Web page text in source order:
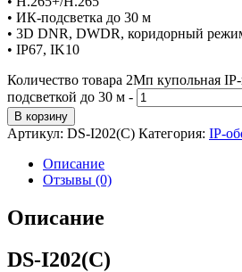
• ИК-подсветка до 30 м
• 3D DNR, DWDR, коридорный
• IP67, IK10
Количество товара 2Мп купольная
подсветкой до 30 м -
В корзину
Артикул: DS-I202(C) Категория: IP-
Описание
Отзывы (0)
Описание
DS-I202(C)